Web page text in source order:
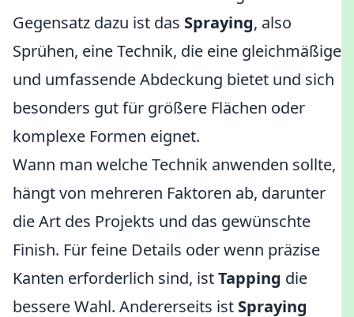
Gegensatz dazu ist das Spraying, also
Sprühen, eine Technik, die eine gleichmäßige
und umfassende Abdeckung bietet und sich
besonders gut für größere Flächen oder
komplexe Formen eignet.
Wann man welche Technik anwenden sollte,
hängt von mehreren Faktoren ab, darunter
die Art des Projekts und das gewünschte
Finish. Für feine Details oder wenn präzise
Kanten erforderlich sind, istTapping die
bessere Wahl. Andererseits ist Spraying